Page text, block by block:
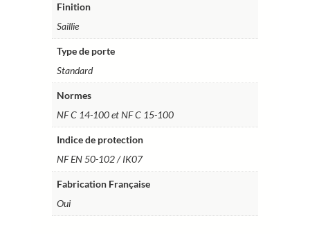
Finition
Saillie
Type de porte
Standard
Normes
NF C 14-100 et NF C 15-100
Indice de protection
NF EN 50-102 / IK07
Fabrication Française
Oui